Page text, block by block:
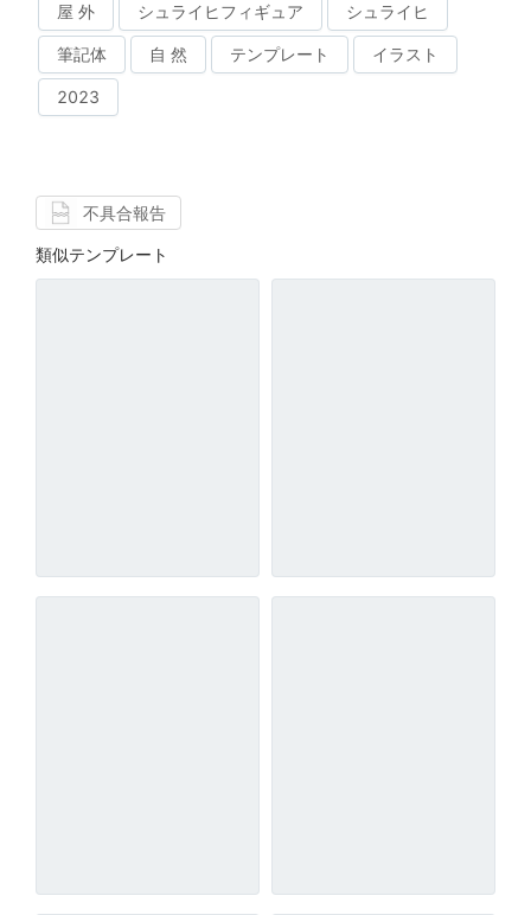
屋 外 シュライヒフィギュア シュライヒ
筆記体 自 然 テンプレート イラスト
2023
不具合報告
類似テンプレート